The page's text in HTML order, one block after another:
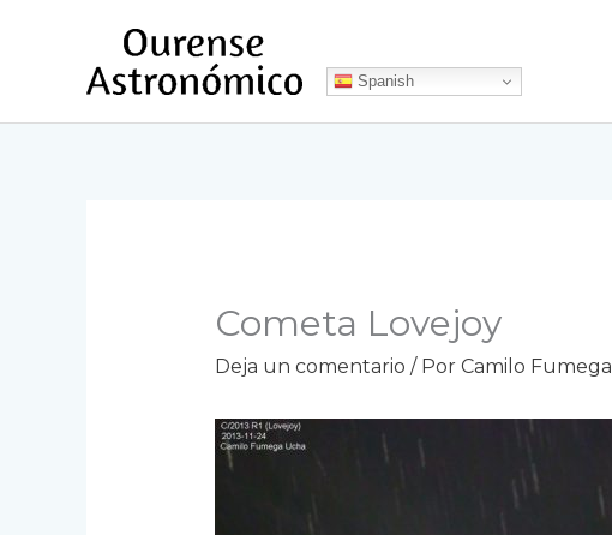
contenido
Spanish
Cometa Lovejoy
Deja un comentario / Por Camilo Fumega